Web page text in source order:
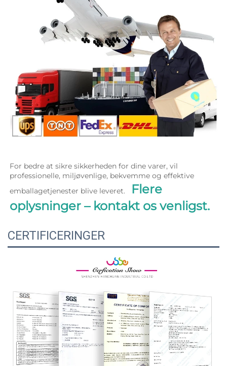
For bedre at sikre sikkerheden for dine varer, vil
professionelle, miljøvenlige, bekvemme og effektive
emballagetjenester blive leveret.
Flere
oplysninger – kontakt os venligst.
CERTIFICERINGER